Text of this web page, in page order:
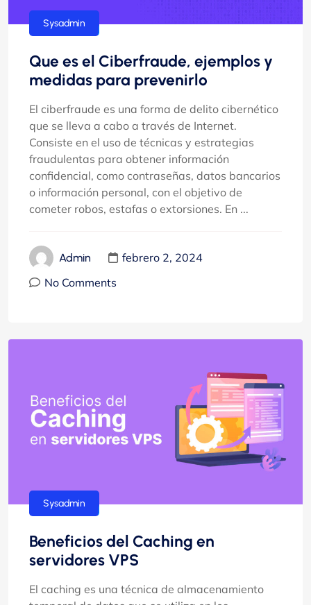
Sysadmin
Que es el Ciberfraude, ejemplos y
medidas para prevenirlo
El ciberfraude es una forma de delito cibernético
que se lleva a cabo a través de Internet.
Consiste en el uso de técnicas y estrategias
fraudulentas para obtener información
confidencial, como contraseñas, datos bancarios
o información personal, con el objetivo de
cometer robos, estafas o extorsiones. En ...
Admin
febrero 2, 2024
No Comments
Sysadmin
Beneficios del Caching en
servidores VPS
El caching es una técnica de almacenamiento